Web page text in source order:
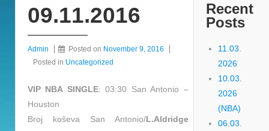
09.11.2016
Admin Posted on November 9, 2016
Posted in Uncategorized
VIP NBA SINGLE: 03:30 San Antonio –
Houston
Broj koševa San Antonio/L.Aldridge
Recent
Posts
11.03.
2026
10.03.
2026
(NBA)
06.03.